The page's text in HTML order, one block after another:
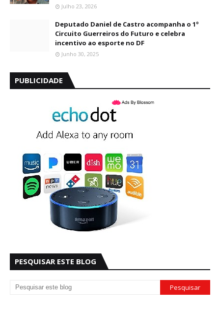
Julho 23, 2026
Deputado Daniel de Castro acompanha o 1º
Circuito Guerreiros do Futuro e celebra
incentivo ao esporte no DF
Junho 30, 2025
PUBLICIDADE
PESQUISAR ESTE BLOG